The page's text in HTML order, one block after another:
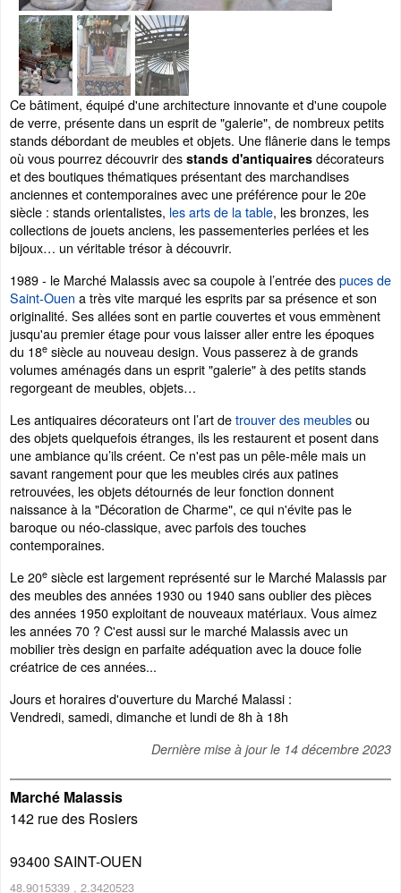
Ce bâtiment, équipé d'une architecture innovante et d'une coupole
de verre, présente dans un esprit de "galerie", de nombreux petits
stands débordant de meubles et objets. Une flânerie dans le temps
où vous pourrez découvrir des stands d'antiquaires décorateurs
et des boutiques thématiques présentant des marchandises
anciennes et contemporaines avec une préférence pour le 20e
siècle : stands orientalistes, les arts de la table, les bronzes, les
collections de jouets anciens, les passementeries perlées et les
bijoux… un véritable trésor à découvrir.
1989 - le Marché Malassis avec sa coupole à l’entrée despuces de
Saint-Ouen a très vite marqué les esprits par sa présence et son
originalité. Ses allées sont en partie couvertes et vous emmènent
jusqu'au premier étage pour vous laisser aller entre les époques
du 18e siècle au nouveau design. Vous passerez à de grands
volumes aménagés dans un esprit "galerie" à des petits stands
regorgeant de meubles, objets…
Les antiquaires décorateurs ont l’art detrouver des meublesou
des objets quelquefois étranges, ils les restaurent et posent dans
une ambiance qu’ils créent. Ce n'est pas un pêle-mêle mais un
savant rangement pour que les meubles cirés aux patines
retrouvées, les objets détournés de leur fonction donnent
naissance à la "Décoration de Charme", ce qui n'évite pas le
baroque ou néo-classique, avec parfois des touches
contemporaines.
Le 20e siècle est largement représenté sur le Marché Malassis par
des meubles des années 1930 ou 1940 sans oublier des pièces
des années 1950 exploitant de nouveaux matériaux. Vous aimez
les années 70 ? C'est aussi sur le marché Malassis avec un
mobilier très design en parfaite adéquation avec la douce folie
créatrice de ces années...
Jours et horaires d'ouverture du Marché Malassi :
Vendredi, samedi, dimanche et lundi de 8h à 18h
Dernière mise à jour le 14 décembre 2023
Marché Malassis
142 rue des Rosiers
93400 SAINT-OUEN
48.9015339 , 2.3420523